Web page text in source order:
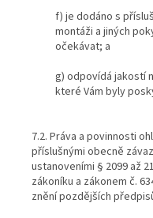
f) je dodáno s
montáži a jiných
očekávat; a
g) odpovídá jakostí
které Vám byly
7.2. Práva a povinnosti
příslušnými obecně
ustanoveními § 2099 až
zákoníku a zákonem č.
znění pozdějších